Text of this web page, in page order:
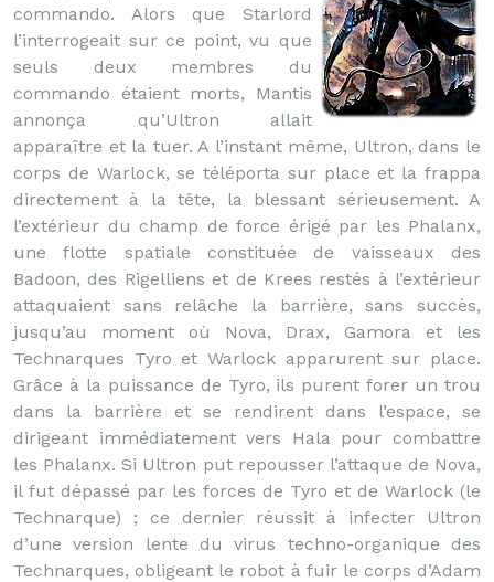
commando. Alors que Starlord
l’interrogeait sur ce point, vu que
seuls deux membres du
commando étaient morts, Mantis
annonça qu’Ultron allait
apparaître et la tuer. A l’instant même, Ultron, dans le
corps de Warlock, se téléporta sur place et la frappa
directement à la tête, la blessant sérieusement. A
l’extérieur du champ de force érigé par les Phalanx,
une flotte spatiale constituée de vaisseaux des
Badoon, des Rigelliens et de Krees restés à l’extérieur
attaquaient sans relâche la barrière, sans succès,
jusqu’au moment où Nova, Drax, Gamora et les
Technarques Tyro et Warlock apparurent sur place.
Grâce à la puissance de Tyro, ils purent forer un trou
dans la barrière et se rendirent dans l’espace, se
dirigeant immédiatement vers Hala pour combattre
les Phalanx. Si Ultron put repousser l’attaque de Nova,
il fut dépassé par les forces de Tyro et de Warlock (le
Technarque) ; ce dernier réussit à infecter Ultron
d’une version lente du virus techno-organique des
Technarques, obligeant le robot à fuir le corps d’Adam